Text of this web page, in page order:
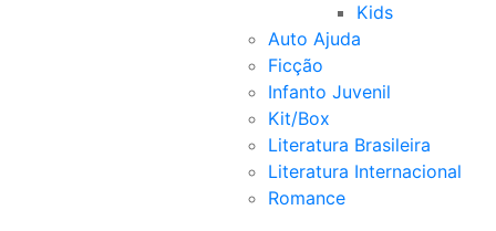
Kids
Auto Ajuda
Ficção
Infanto Juvenil
Kit/Box
Literatura Brasileira
Literatura Internacional
Romance